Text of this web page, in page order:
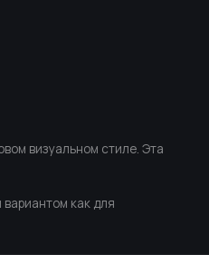
визуальном стиле. Эта
как для